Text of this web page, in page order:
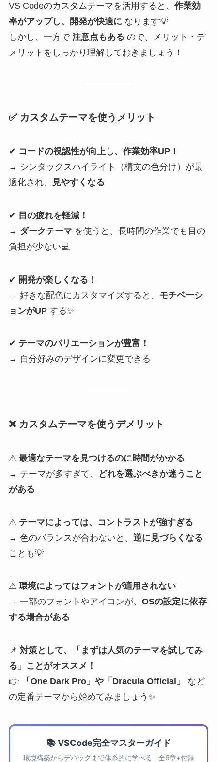
VS Codeのカスタムテーマを活用すると、 作業効
率がアップし、開発が快適に なります💡
しかし、一方で 注意点もある ので、メリット・デ
メリットをしっかり理解しておきましょう！
✅ カスタムテーマを使うメリット
✔ コードの視認性が向上し、作業効率UP！
→ シンタックスハイライト（構文の色分け）が最
適化され、
見やすくなる
✔ 目の疲れを軽減！
→ ダークテーマ を使うと、長時間の作業でも目の
負担が少ない💻
✔ 開発が楽しくなる！
→ 好きな配色にカスタマイズすると、 モチベーシ
ョンがUPする✨
✔ テーマのバリエーションが豊富！
→ 自分好みのデザインに変更できる
❌ カスタムテーマを使うデメリット
⚠ 最適なテーマを見つけるのに時間がかかる
→ テーマが多すぎて、
どれを選ぶべきか迷うこと
がある
⚠ テーマによっては、コントラストが強すぎる
→ 色のバランスが合わないと、 逆に見づらくなる
ことも💡
⚠ 環境によってはフォントが適用されない
→ 一部のフォントやアイコンが、 OSの設定に依存
する場合がある
📌 対策として、「まずは人気のテーマを試してみ
る」ことがオススメ！
👉
「One Dark Pro」や「Dracula Official」
など
の定番テーマから始めてみましょう✨
📚 VSCode完全マスターガイド
環境構築からデバッグまで体系的に学べる | 全6章+付録